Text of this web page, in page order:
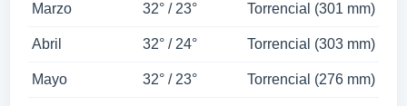
Marzo 32° / 23° Torrencial (301 mm)
Abril 32° / 24° Torrencial (303 mm)
Mayo 32° / 23° Torrencial (276 mm)